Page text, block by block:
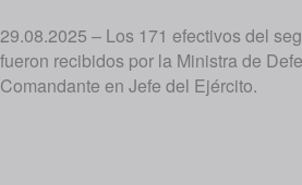
29.08.2025 – Los 171 efectivos del
fueron recibidos por la Ministra de
Comandante en Jefe del Ejército.